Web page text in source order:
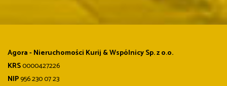
Agora - Nieruchomości Kurij & Wspólnicy Sp. z o.o.
KRS0000427226
NIP956 230 07 23